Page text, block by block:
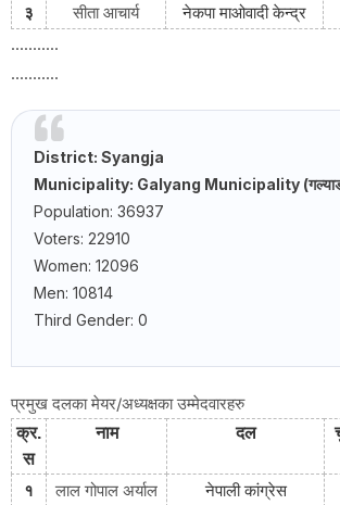
३
सीता आचार्य नेकपा माओवादी केन्द्र
...........
...........
District: Syangja
Municipality: Galyang Municipality (गल्याङ
Population: 36937
Voters: 22910
Women: 12096
Men: 10814
Third Gender: 0
प्रमुख दलका मेयर/अध्यक्षका उम्मेदवारहरु
क्र.
स
नाम दल
१ लाल गोपाल अर्याल नेपाली कांग्रेस